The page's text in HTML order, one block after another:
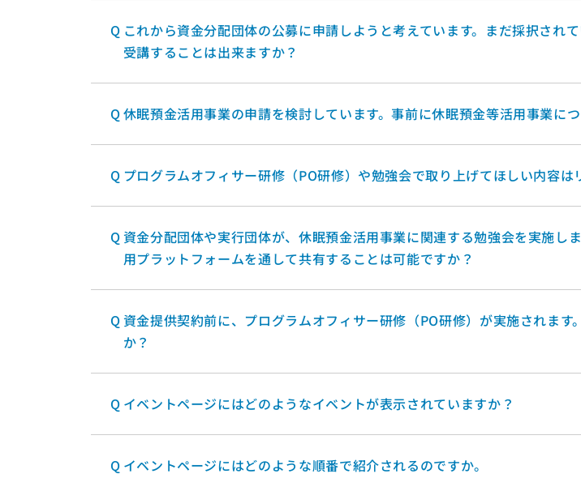
Q これから資金分配団体の公募に申請しようと考えています。まだ採択され
受講することは出来ますか？
Q休眠預金活用事業の申請を検討しています。事前に休眠預金等活用事業に
Q プログラムオフィサー研修（PO研修）や勉強会で取り上げてほしい内容は
Q資金分配団体や実行団体が、休眠預金活用事業に関連する勉強会を実施し
用プラットフォームを通して共有することは可能ですか？
Q資金提供契約前に、プログラムオフィサー研修（PO研修）が実施されま
か？
Q イベントページにはどのようなイベントが表示されていますか？
Q イベントページにはどのような順番で紹介されるのですか。